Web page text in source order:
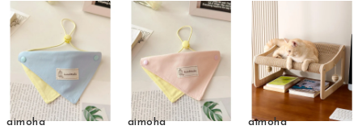
aimoha aimoha aimoha